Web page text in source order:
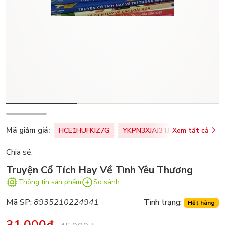
Mã giảm giá: HCE1HUFKIZ7G YKPN3XJAJ3TJ Xem tất cả
Chia sẻ:
Truyện Cổ Tích Hay Về Tình Yêu Thương
Thông tin sản phẩm So sánh
Mã SP:8935210224941 Tình trạng: Hết hàng